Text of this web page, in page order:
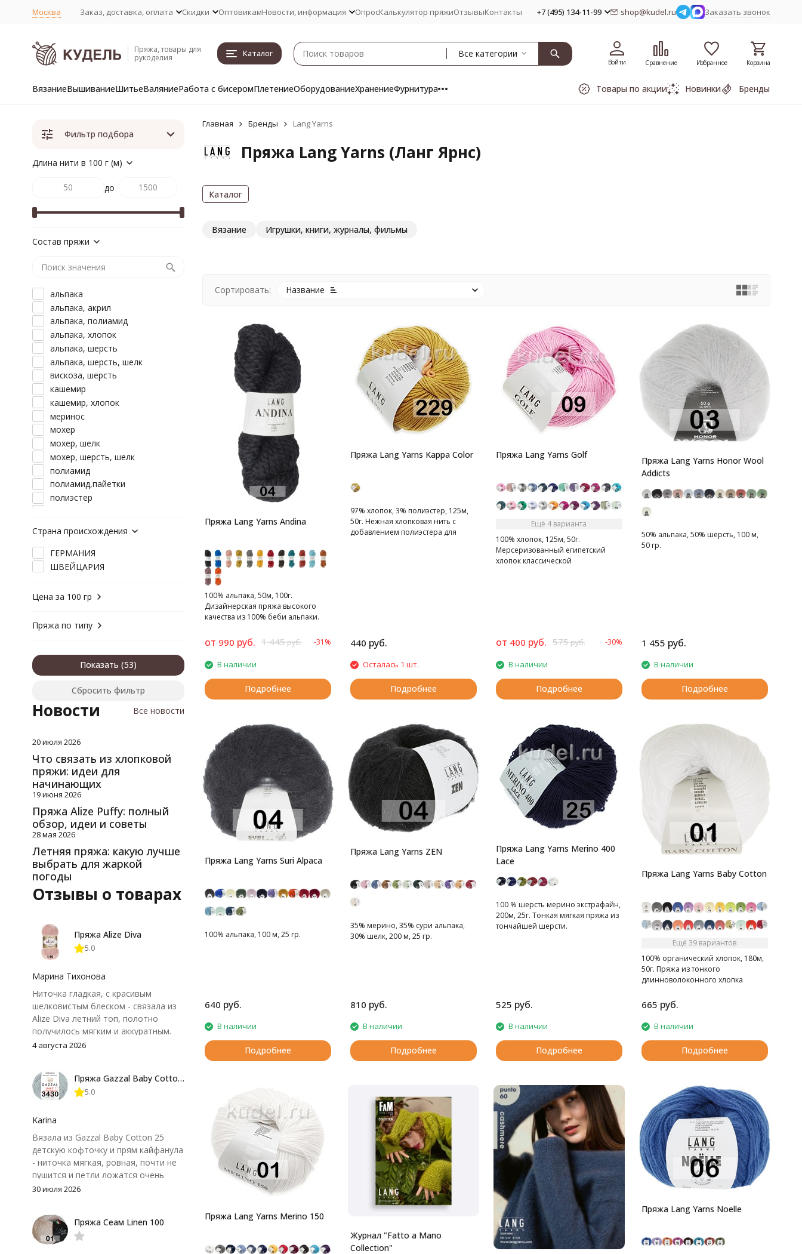
Москва Заказ, доставка, оплата Скидки ОптовикамНовости, информация ОпросКалькулятор пряжиОтзывыКонтакты +7 (495) 134-11-99 shop@kudel.ru Заказать звонок
Пряжа, товары для
рукоделия
Каталог Все категории
Войти Сравнение Избранное Корзина
ВязаниеВышиваниеШитьеВаляниеРабота с бисеромПлетениеОборудованиеХранениеФурнитура Товары по акции Новинки Бренды
Главная Бренды Lang Yarns
Пряжа Lang Yarns (Ланг Ярнс)
Каталог
Вязание Игрушки, книги, журналы, фильмы
Сортировать: Название
Пряжа Lang Yarns Andina
100% альпака, 50м, 100г.
Дизайнерская пряжа высокого
качества из 100% беби альпаки.
от 990 руб. 1 445руб. -31%
В наличии
Подробнее
Пряжа Lang Yarns Kappa Color
97% хлопок, 3% полиэстер, 125м,
50г. Нежная хлопковая нить с
добавлением полиэстера для
440 руб.
Осталась 1 шт.
Подробнее
Пряжа Lang Yarns Golf
Ещё 4 варианта
100% хлопок, 125м, 50г.
Мерсеризованный египетский
хлопок классической
от 400 руб. 575руб. -30%
В наличии
Подробнее
Пряжа Lang Yarns Honor Wool
Addicts
50% альпака, 50% шерсть, 100 м,
50 гр.
1 455 руб.
В наличии
Подробнее
Пряжа Lang Yarns Suri Alpaca
100% альпака, 100 м, 25 гр.
640 руб.
В наличии
Подробнее
Пряжа Lang Yarns ZEN
35% мерино, 35% сури альпака,
30% шелк, 200 м, 25 гр.
810 руб.
В наличии
Подробнее
Пряжа Lang Yarns Merino 400
Lace
100 % шерсть мерино экстрафайн,
200м, 25г. Тонкая мягкая пряжа из
тончайшей шерсти.
525 руб.
В наличии
Подробнее
Пряжа Lang Yarns Baby Cotton
Ещё 39 вариантов
100% органический хлопок, 180м,
50г. Пряжа из тонкого
длинноволоконного хлопка
665 руб.
В наличии
Подробнее
Пряжа Lang Yarns Merino 150
Журнал "Fatto a Mano
Collection"
Пряжа Lang Yarns Noelle
Фильтр подбора
Длина нити в 100 г (м)
до
Состав пряжи
альпака
альпака, акрил
альпака, полиамид
альпака, хлопок
альпака, шерсть
альпака, шерсть, шелк
вискоза, шерсть
кашемир
кашемир, хлопок
меринос
мохер
мохер, шелк
мохер, шерсть, шелк
полиамид
полиамид,пайетки
полиэстер
хлопок, полиамид
хлопок, полиэстер
хлопок, шелк
шелк
шерсть, полиэстер
Страна происхождения
ГЕРМАНИЯ
ШВЕЙЦАРИЯ
Цена за 100 гр
Пряжа по типу
Показать
Сбросить фильтр
Новости Все новости
20 июля 2026
Что связать из хлопковой
пряжи: идеи для
начинающих
19 июня 2026
Пряжа Alize Puffy: полный
обзор, идеи и советы
28 мая 2026
Летняя пряжа: какую лучше
выбрать для жаркой
погоды
Отзывы о товарах
Пряжа Alize Diva
5.0
Марина Тихонова
Ниточка гладкая, с красивым
шелковистым блеском - связала из
Alize Diva летний топ, полотно
получилось мягким и аккуратным.
Петли хорошо видны, вяжется
нюанс - пряжа немного скользит и
иногда расслаивается, пришлось
крючок поудобнее.
4 августа 2026
Пряжа Gazzal Baby Cotton 25
5.0
Karina
Вязала из Gazzal Baby Cotton 25
детскую кофточку и прям кайфанула
- ниточка мягкая, ровная, почти не
пушится и петли ложатся очень
аккуратно. После стирки полотно
потеряло, цвет тоже не стал
тусклее. Единственный нюанс -
моточки маленькие, расход лучше
30 июля 2026
Пряжа Сеам Linen 100